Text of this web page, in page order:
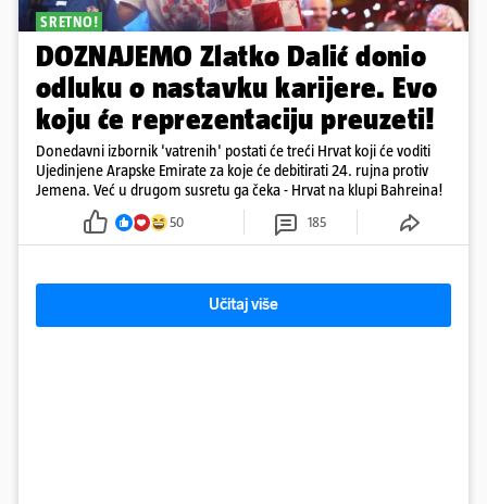
SRETNO!
DOZNAJEMO Zlatko Dalić donio
odluku o nastavku karijere. Evo
koju će reprezentaciju preuzeti!
Donedavni izbornik 'vatrenih' postati će treći Hrvat koji će voditi
Ujedinjene Arapske Emirate za koje će debitirati 24. rujna protiv
Jemena. Već u drugom susretu ga čeka - Hrvat na klupi Bahreina!
50 185
Učitaj više